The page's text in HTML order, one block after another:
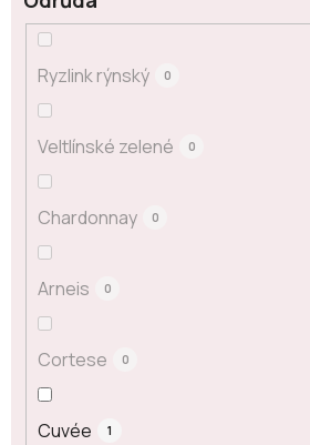
Ryzlink rýnský 0
Veltlínské zelené 0
Chardonnay 0
Arneis 0
Cortese 0
Cuvée 1